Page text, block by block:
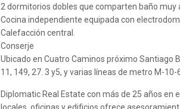
2 dormitorios dobles que comparten baño
Cocina independiente equipada con
Calefacción central.
Conserje
Ubicado en Cuatro Caminos próximo Santiago
11, 149, 27. 3 y5, y varias líneas de metro M-10-
Diplomatic Real Estate con más de 25 años
locales, oficinas y edificios ofrece